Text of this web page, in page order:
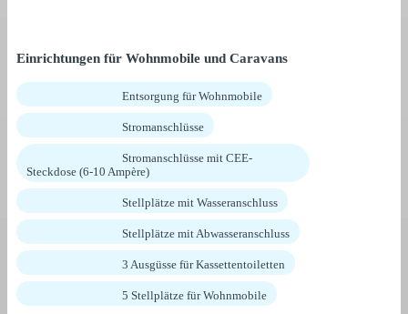
Einrichtungen für Wohnmobile und Caravans
Entsorgung für Wohnmobile
Stromanschlüsse
Stromanschlüsse mit CEE-
Steckdose (6-10 Ampère)
Stellplätze mit Wasseranschluss
Stellplätze mit Abwasseranschluss
3 Ausgüsse für Kassettentoiletten
5 Stellplätze für Wohnmobile